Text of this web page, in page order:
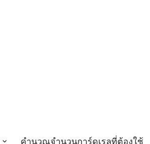
คำนวณจำนวนการ์ดเรลที่ต้องใช้